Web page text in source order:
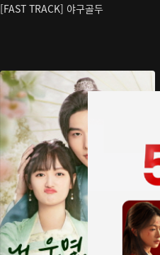
[FAST TRACK] 야구골두